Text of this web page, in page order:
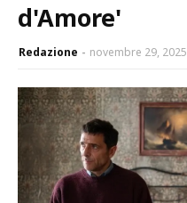
d'Amore'
Redazione novembre 29, 2025